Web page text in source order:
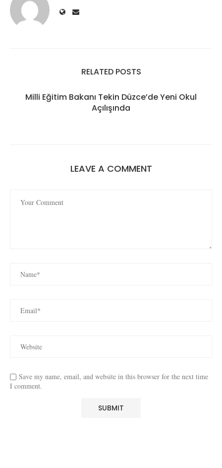
RELATED POSTS
Milli Eğitim Bakanı Tekin Düzce’de Yeni Okul
Açılışında
LEAVE A COMMENT
Save my name, email, and website in this browser for the next time
I comment.